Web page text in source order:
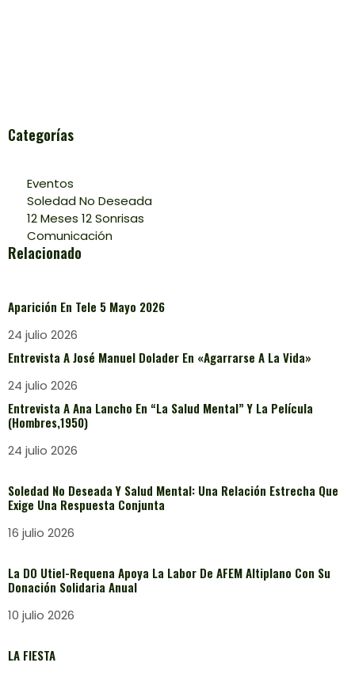
Categorías
Eventos
Soledad No Deseada
12 Meses 12 Sonrisas
Comunicación
Relacionado
Aparición En Tele 5 Mayo 2026
24 julio 2026
Entrevista A José Manuel Dolader En «Agarrarse A La Vida»
24 julio 2026
Entrevista A Ana Lancho En “La Salud Mental” Y La Película
(Hombres,1950)
24 julio 2026
Soledad No Deseada Y Salud Mental: Una Relación Estrecha Que
Exige Una Respuesta Conjunta
16 julio 2026
La DO Utiel-Requena Apoya La Labor De AFEM Altiplano Con Su
Donación Solidaria Anual
10 julio 2026
LA FIESTA